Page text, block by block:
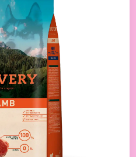
Lamb
7kg
ברוורי
מזון
יבש
ללא
דגנים
לכלבים
מכבש
7
קג